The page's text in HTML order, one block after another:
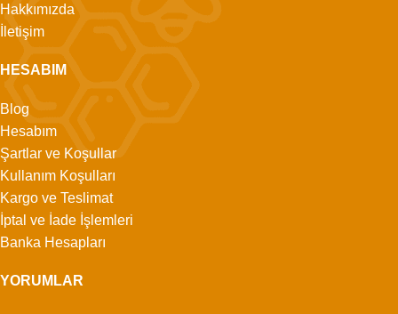
Hakkımızda
İletişim
HESABIM
Blog
Hesabım
Şartlar ve Koşullar
Kullanım Koşulları
Kargo ve Teslimat
İptal ve İade İşlemleri
Banka Hesapları
YORUMLAR